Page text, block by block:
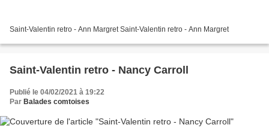
Saint-Valentin retro - Ann Margret Saint-Valentin retro - Ann Margret
Saint-Valentin retro - Nancy Carroll
Publié le 04/02/2021 à 19:22
Par Balades comtoises